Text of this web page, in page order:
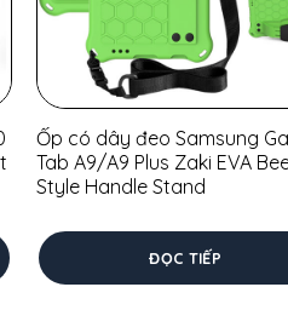
Ốp có dây đeo Samsung
Tab A9/A9 Plus Zaki EVA
Style Handle Stand
ĐỌC TIẾP